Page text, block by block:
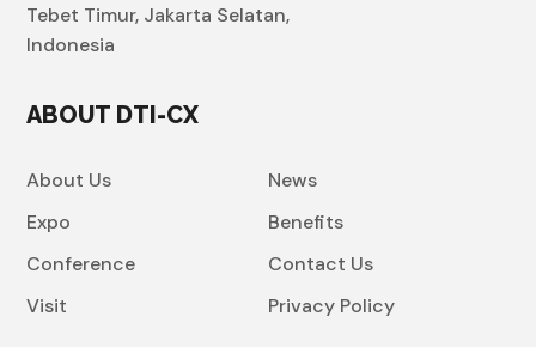
Tebet Timur, Jakarta Selatan,
Indonesia
ABOUT DTI-CX
About Us
Expo
Conference
Visit
News
Benefits
Contact Us
Privacy Policy